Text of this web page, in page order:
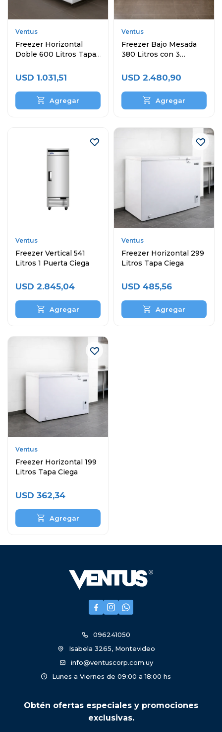
Ventus
Freezer Horizontal
Doble 600 Litros Tapa
USD 1.031,51
Ventus
Freezer Bajo Mesada
380 Litros con 3
USD 2.480,90
Ventus
Freezer Vertical 541
Litros 1 Puerta Ciega
USD 2.845,04
Ventus
Freezer Horizontal 299
Litros Tapa Ciega
USD 485,56
Ventus
Freezer Horizontal 199
Litros Tapa Ciega
USD 362,34
  
096241050
Isabela 3265, Montevideo
info@ventuscorp.com.uy
Lunes a Viernes de 09:00 a 18:00 hs
Obtén ofertas especiales y promociones
exclusivas.